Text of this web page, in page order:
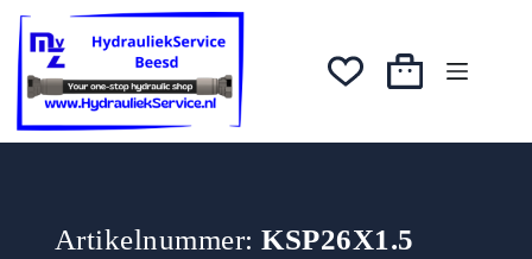
naar
inhoud
was:
€0,26.
€0,22.
Winkelwagen
Artikelnummer:KSP26X1.5